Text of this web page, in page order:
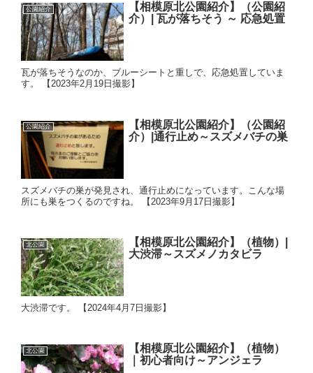
公園紹介
【相模原北公園紹介】（公園紹
介）| 瓦が落ちそう ～ 応急処置
瓦が落ちそうなのか、ブルーシートと重しで、応急処置していま
す。 【2023年2月19日撮影】
公園紹介
【相模原北公園紹介】（公園紹
介）|通行止め～スズメバチの巣
スズメバチの巣が発見され、通行止めになっています。こんな場
所にも巣をつくるのですね。 【2023年9月17日撮影】
北公園
【相模原北公園紹介】（植物）|
大渋滞～スズメノカタビラ
大渋滞です。 【2024年4月7日撮影】
北公園
【相模原北公園紹介】（植物）
｜初心者向け～アンジェラ